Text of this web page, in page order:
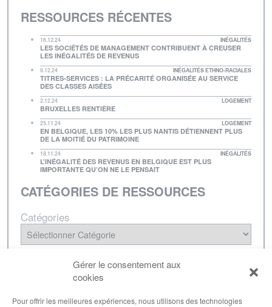
Gérer le consentement aux
cookies
Pour offrir les meilleures expériences, nous utilisons des technologies
RESSOURCES RÉCENTES
16.12.24 INÉGALITÉS
LES SOCIÉTÉS DE MANAGEMENT CONTRIBUENT À CREUSER
LES INÉGALITÉS DE REVENUS
9.12.24 INÉGALITÉS ETHNO-RACIALES
TITRES-SERVICES : LA PRÉCARITÉ ORGANISÉE AU SERVICE
DES CLASSES AISÉES
2.12.24 LOGEMENT
BRUXELLES RENTIÈRE
25.11.24 LOGEMENT
EN BELGIQUE, LES 10% LES PLUS NANTIS DÉTIENNENT PLUS
DE LA MOITIÉ DU PATRIMOINE
18.11.24 INÉGALITÉS
L’INÉGALITÉ DES REVENUS EN BELGIQUE EST PLUS
IMPORTANTE QU’ON NE LE PENSAIT
CATÉGORIES DE RESSOURCES
Catégories
NEWSLETTER
être tenu·e au courant de nos dernières